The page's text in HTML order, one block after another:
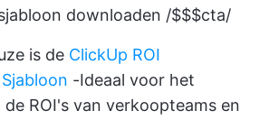
downloaden /$$$cta/
is de ClickUp ROI
-Ideaal voor het
ROI's van verkoopteams en